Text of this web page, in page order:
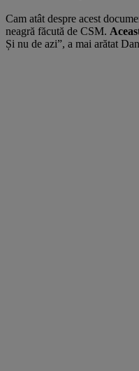
Cam atât despre acest
neagră făcută de CSM.
Și nu de azi”, a mai arătat